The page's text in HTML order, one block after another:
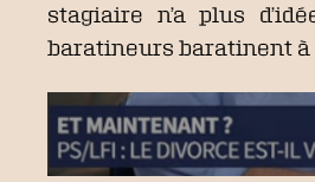
stagiaire n’a plus
baratineurs baratinent à